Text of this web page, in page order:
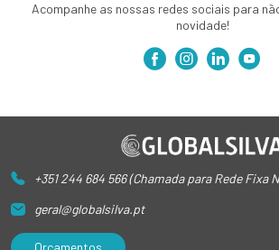
Acompanhe as nossas redes sociais para
novidade!
+351 244 684 566 (Chamada para Rede Fixa
geral@globalsilva.pt